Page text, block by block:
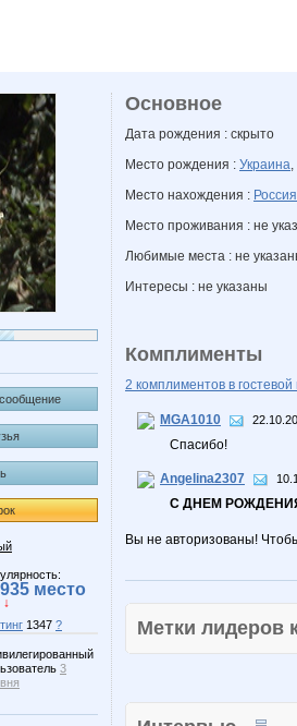
место
1347 ?
3
Основное
Дата рождения : скрыто
Место рождения : Украина,
Место нахождения : Россия
Место проживания : не
Любимые места : не
Интересы : не указаны
Комплименты
2 комплиментов в гостевой
MGA1010
Спасибо!
Angelina2307
С ДНЕМ
Вы не авторизованы!
Метки